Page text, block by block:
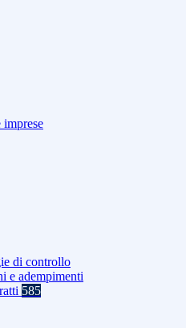
di controllo
e adempimenti
585